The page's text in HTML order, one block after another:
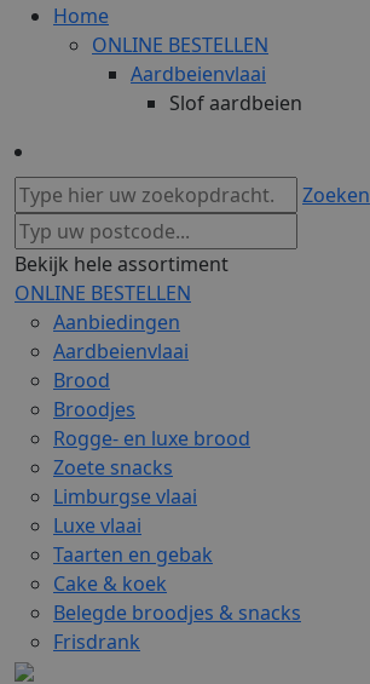
Home
ONLINE BESTELLEN
Aardbeienvlaai
Slof aardbeien
Zoeken
Bekijk hele assortiment
ONLINE BESTELLEN
Aanbiedingen
Aardbeienvlaai
Brood
Broodjes
Rogge- en luxe brood
Zoete snacks
Limburgse vlaai
Luxe vlaai
Taarten en gebak
Cake & koek
Belegde broodjes & snacks
Frisdrank